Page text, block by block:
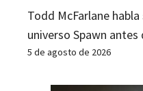
Todd McFarlane
universo Spawn
5 de agosto de 2026